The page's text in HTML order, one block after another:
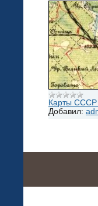
Карты СССР
Добавил: